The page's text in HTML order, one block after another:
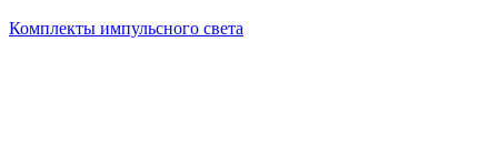
Комплекты импульсного света